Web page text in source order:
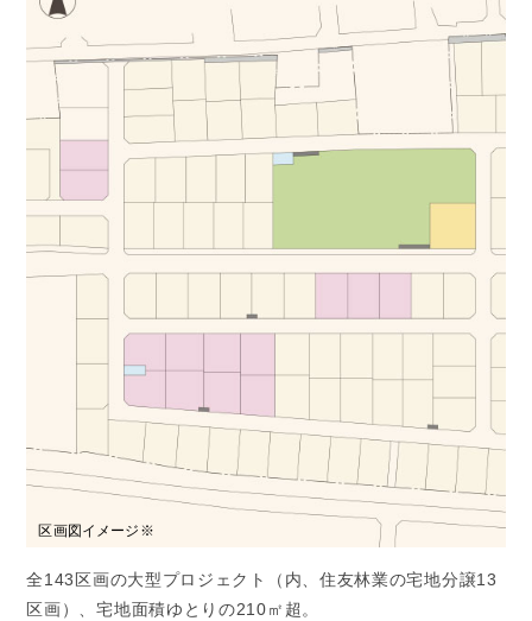
区画図イメージ※
全143区画の大型プロジェクト（内、住友林業の宅地分譲13
区画）、宅地面積ゆとりの210㎡超。